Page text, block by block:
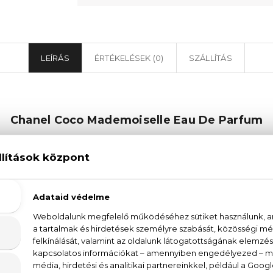
LEÍRÁS ÉRTÉKELÉSEK (0) SZÁLLÍTÁS
Chanel Coco Mademoiselle Eau De Parfum
– Coco Chanel
akár ruhákról, kozmetikumokról, vagy parfümökről.
EDP női parfümhatalmas és szüntelen
készült, csak ezúttal a fiatalabbakat célozva